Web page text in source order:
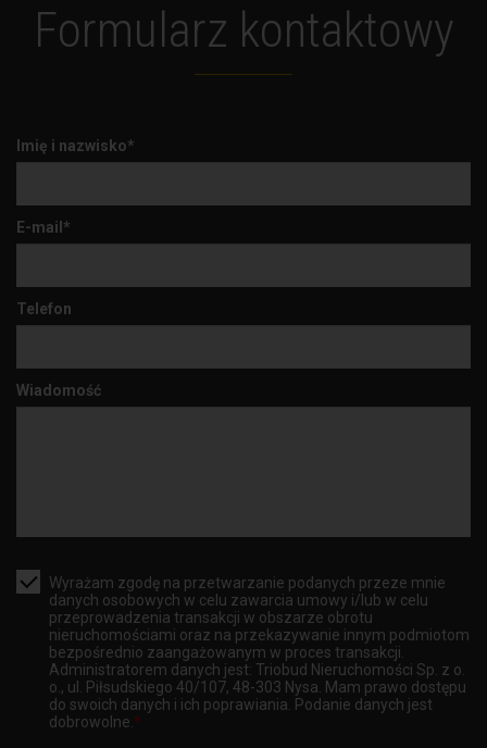
Formularz kontaktowy
Imię i nazwisko*
E-mail*
Telefon
Wiadomość
Wyrażam zgodę na przetwarzanie podanych przeze mnie
danych osobowych w celu zawarcia umowy i/lub w celu
przeprowadzenia transakcji w obszarze obrotu
nieruchomościami oraz na przekazywanie innym podmiotom
bezpośrednio zaangażowanym w proces transakcji.
Administratorem danych jest: Triobud Nieruchomości Sp. z o.
o., ul. Piłsudskiego 40/107, 48-303 Nysa. Mam prawo dostępu
do swoich danych i ich poprawiania. Podanie danych jest
dobrowolne. *